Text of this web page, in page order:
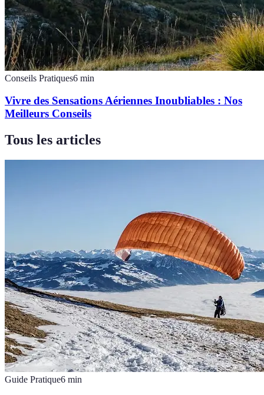
Conseils Pratiques6 min
Vivre des Sensations Aériennes Inoubliables : Nos
Meilleurs Conseils
Tous les articles
Guide Pratique6 min